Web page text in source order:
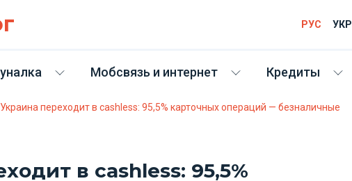
РУС УКР
Мобсвязь и интернет Кредиты
Украина переходит в cashless: 95,5% карточных операций — безналичные
в cashless: 95,5%